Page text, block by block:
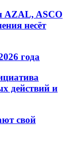
AZAL, ASCO
несёт
года
действий и
свой